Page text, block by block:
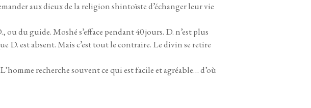
aux dieux de la religion shintoïste d’échanger leur vie
du guide. Moshé s’efface pendant 40 jours. D. n’est plus
D. est absent. Mais c’est tout le contraire. Le divin se retire
recherche souvent ce qui est facile et agréable… d’où